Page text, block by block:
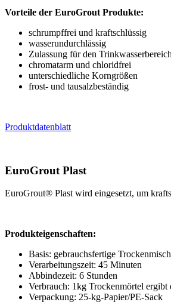
Vorteile der EuroGrout Produkte:
schrumpffrei und kraftschlüssig
wasserundurchlässig
Zulassung für den Trinkwasserbereich
chromatarm und chloridfrei
unterschiedliche Korngrößen
frost- und tausalzbeständig
Produktdatenblatt
EuroGrout Plast
EuroGrout® Plast wird eingesetzt, um
Produkteigenschaften:
Basis: gebrauchsfertige
Verarbeitungszeit: 45 Minuten
Abbindezeit: 6 Stunden
Verbrauch: 1kg Trockenmörtel ergibt
Verpackung: 25-kg-Papier/PE-Sack